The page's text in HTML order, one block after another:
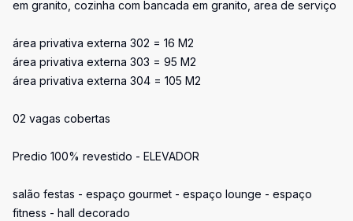
em granito, cozinha com bancada em granito, area de serviço
área privativa externa 302 = 16 M2
área privativa externa 303 = 95 M2
área privativa externa 304 = 105 M2
02 vagas cobertas
Predio 100% revestido - ELEVADOR
salão festas - espaço gourmet - espaço lounge - espaço
fitness - hall decorado